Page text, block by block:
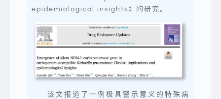
epidemiological insights》的研究。
该文报道了一例极具警示意义的特殊病